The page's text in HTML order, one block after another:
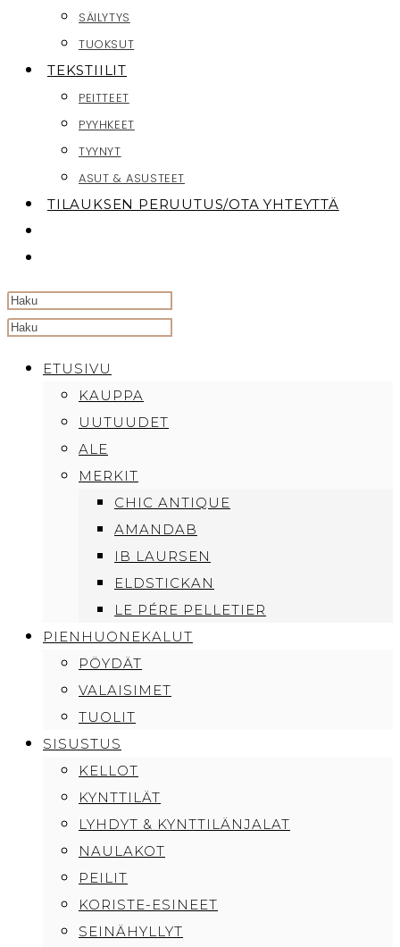
SÄILYTYS
TUOKSUT
TEKSTIILIT
PEITTEET
PYYHKEET
TYYNYT
ASUT & ASUSTEET
TILAUKSEN PERUUTUS/OTA YHTEYTTÄ
Search
websiteETUSIVU
KAUPPA
UUTUUDET
ALE
MERKIT
CHIC ANTIQUE
AMANDAB
IB LAURSEN
ELDSTICKAN
LE PÉRE PELLETIER
PIENHUONEKALUT
PÖYDÄT
VALAISIMET
TUOLIT
SISUSTUS
KELLOT
KYNTTILÄT
LYHDYT & KYNTTILÄNJALAT
NAULAKOT
PEILIT
KORISTE-ESINEET
SEINÄHYLLYT